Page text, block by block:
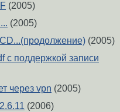
(2005)
(2005)
(2005)
с поддержкой записи
через vpn (2005)
(2006)